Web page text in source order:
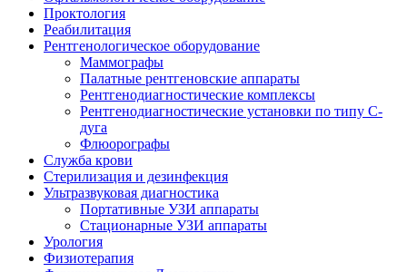
Проктология
Реабилитация
Рентгенологическое оборудование
Маммографы
Палатные рентгеновские аппараты
Рентгенодиагностические комплексы
Рентгенодиагностические установки по типу С-
дуга
Флюорографы
Служба крови
Стерилизация и дезинфекция
Ультразвуковая диагностика
Портативные УЗИ аппараты
Стационарные УЗИ аппараты
Урология
Физиотерапия